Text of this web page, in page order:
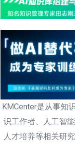
KMCenter是从事知
识工作者、人工智
人才培养等相关研